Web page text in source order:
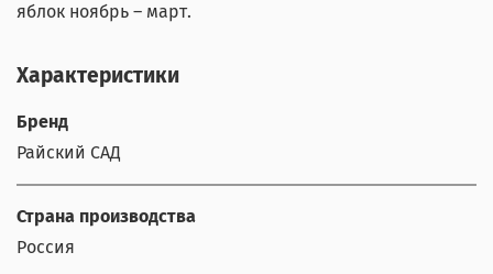
яблок ноябрь – март.
Характеристики
Бренд
Райский САД
Страна производства
Россия